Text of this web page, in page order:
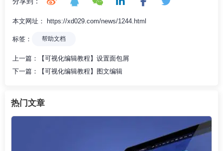
本文网址： https://xd029.com/news/1244.html
标签： 帮助文档
上一篇：
【可视化编辑教程】设置面包屑
下一篇：
【可视化编辑教程】图文编辑
热门文章